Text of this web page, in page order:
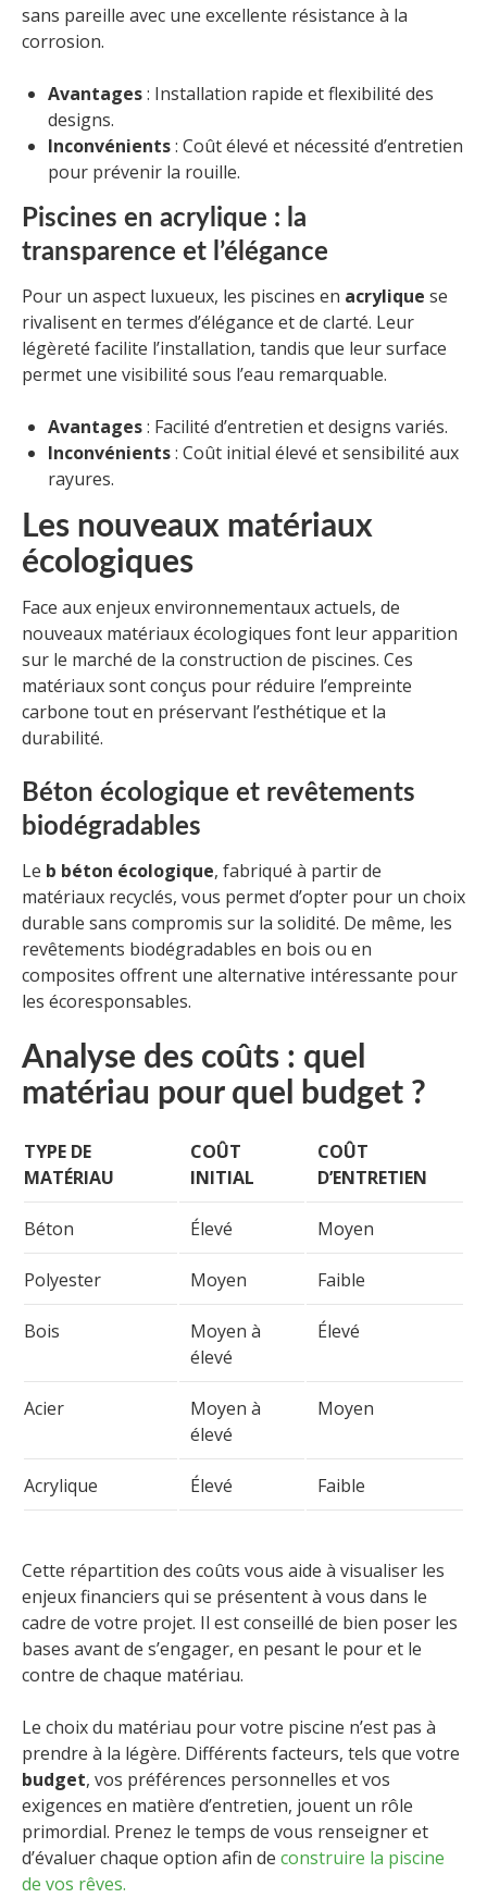
sans pareille avec une excellente résistance à la
corrosion.
Avantages: Installation rapide et flexibilité des
designs.
Inconvénients: Coût élevé et nécessité d’entretien
pour prévenir la rouille.
Piscines en acrylique : la
transparence et l’élégance
Pour un aspect luxueux, les piscines en acrylique se
rivalisent en termes d’élégance et de clarté. Leur
légèreté facilite l’installation, tandis que leur surface
permet une visibilité sous l’eau remarquable.
Avantages: Facilité d’entretien et designs variés.
Inconvénients: Coût initial élevé et sensibilité aux
rayures.
Les nouveaux matériaux
écologiques
Face aux enjeux environnementaux actuels, de
nouveaux matériaux écologiques font leur apparition
sur le marché de la construction de piscines. Ces
matériaux sont conçus pour réduire l’empreinte
carbone tout en préservant l’esthétique et la
durabilité.
Béton écologique et revêtements
biodégradables
Le b béton écologique, fabriqué à partir de
matériaux recyclés, vous permet d’opter pour un choix
durable sans compromis sur la solidité. De même, les
revêtements biodégradables en bois ou en
composites offrent une alternative intéressante pour
les écoresponsables.
Analyse des coûts : quel
matériau pour quel budget ?
TYPE DE
MATÉRIAU
COÛT
INITIAL
COÛT
D’ENTRETIEN
Béton Élevé Moyen
Polyester Moyen Faible
Bois
Moyen à
élevé
Élevé
Acier
Moyen à
élevé
Moyen
Acrylique Élevé Faible
Cette répartition des coûts vous aide à visualiser les
enjeux financiers qui se présentent à vous dans le
cadre de votre projet. Il est conseillé de bien poser les
bases avant de s’engager, en pesant le pour et le
contre de chaque matériau.
Le choix du matériau pour votre piscine n’est pas à
prendre à la légère. Différents facteurs, tels que votre
budget, vos préférences personnelles et vos
exigences en matière d’entretien, jouent un rôle
primordial. Prenez le temps de vous renseigner et
d’évaluer chaque option afin de construire la piscine
de vos rêves.